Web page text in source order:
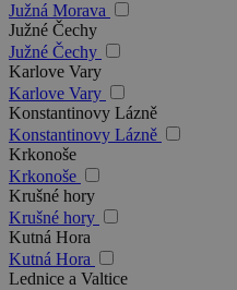
Južná Morava
Južné Čechy
Južné Čechy
Karlove Vary
Karlove Vary
Konstantinovy Lázně
Konstantinovy Lázně
Krkonoše
Krkonoše
Krušné hory
Krušné hory
Kutná Hora
Kutná Hora
Lednice a Valtice